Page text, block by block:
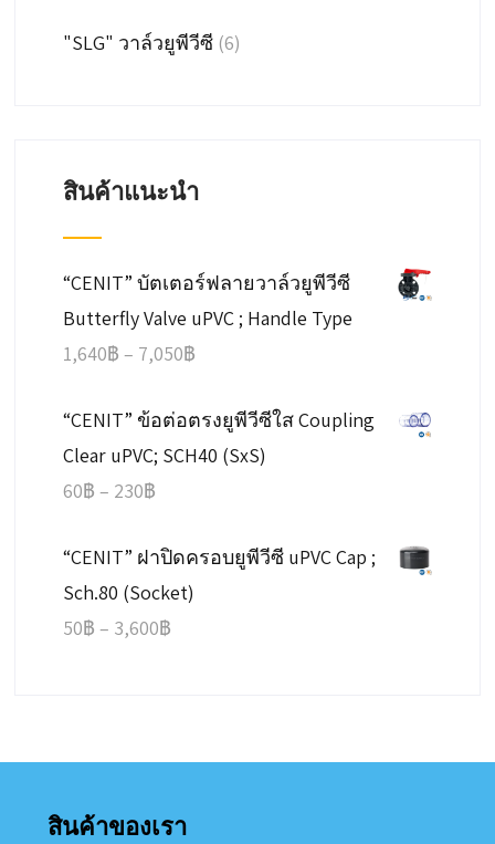
"SLG" วาล์วยูพีวีซี (6)
สินค้าแนะนำ
“CENIT” บัตเตอร์ฟลายวาล์วยูพีวีซี
Butterfly Valve uPVC ; Handle Type
1,640฿ – 7,050฿Price
1,640฿
through
“CENIT” ข้อต่อตรงยูพีวีซีใส Coupling
Clear uPVC; SCH40 (SxS)
60฿ – 230฿Price
60฿
through
230฿
“CENIT” ฝาปิดครอบยูพีวีซี uPVC Cap ;
Sch.80 (Socket)
50฿ – 3,600฿Price
3,600฿
สินค้าของเรา